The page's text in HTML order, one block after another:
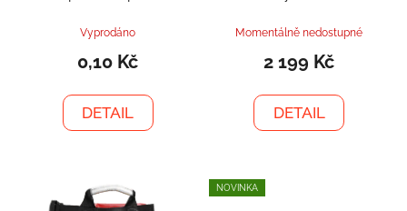
Vyprodáno
0,10 Kč
DETAIL
Momentálně nedostupné
2 199 Kč
DETAIL
NOVINKA